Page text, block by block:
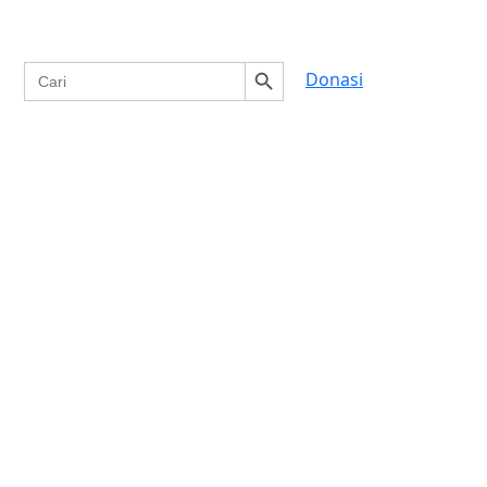
Search
for:
Search Button
Donasi